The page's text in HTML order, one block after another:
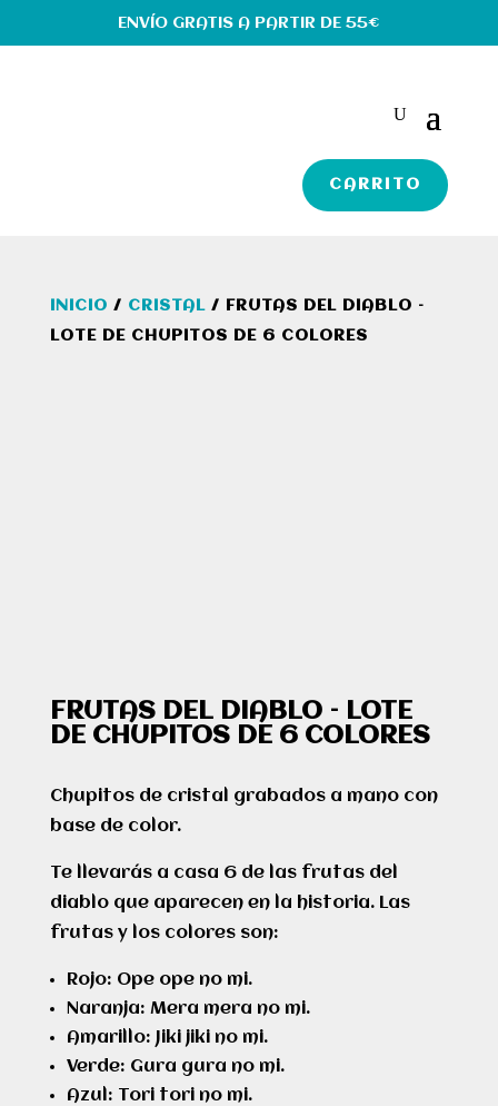
ENVÍO GRATIS A PARTIR DE 55€
CARRITO
INICIO / CRISTAL/ FRUTAS DEL DIABLO –
LOTE DE CHUPITOS DE 6 COLORES
FRUTAS DEL DIABLO – LOTE
DE CHUPITOS DE 6 COLORES
Chupitos de cristal grabados a mano con
base de color.
Te llevarás a casa 6 de las frutas del
diablo que aparecen en la historia. Las
frutas y los colores son:
Rojo: Ope ope no mi.
Naranja: Mera mera no mi.
Amarillo: Jiki jiki no mi.
Verde: Gura gura no mi.
Azul: Tori tori no mi.